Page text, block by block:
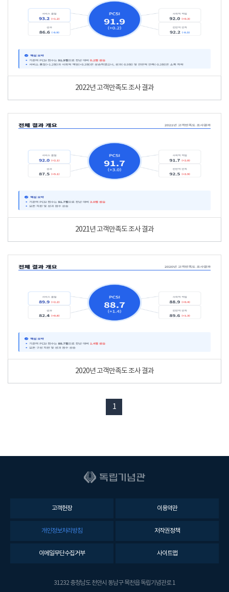
2022년 고객만족도 조사 결과
2021년 고객만족도 조사 결과
2020년 고객만족도 조사 결과
1
고객헌장 이용약관
개인정보처리방침 저작권정책
이메일무단수집거부 사이트맵
31232 충청남도 천안시 동남구 목천읍 독립기념관로 1